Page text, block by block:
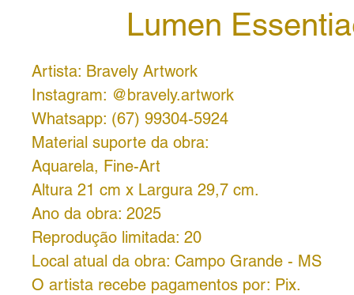
Lumen
Artista: Bravely Artwork
Instagram: @bravely.artwork
Whatsapp: (67) 99304-5924
Material suporte da obra:
Aquarela, Fine-Art
Altura 21 cm x Largura 29,7 cm.
Ano da obra: 2025
Reprodução limitada: 20
Local atual da obra: Campo Grande - MS
O artista recebe pagamentos por: Pix.